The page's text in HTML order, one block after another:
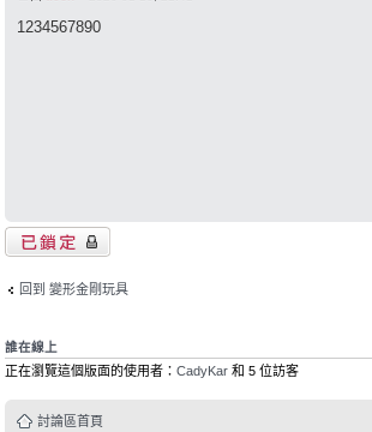
1234567890
主題已鎖定
回到 變形金剛玩具
誰在線上
正在瀏覽這個版面的使用者： CadyKar 和 5 位訪客
討論區首頁